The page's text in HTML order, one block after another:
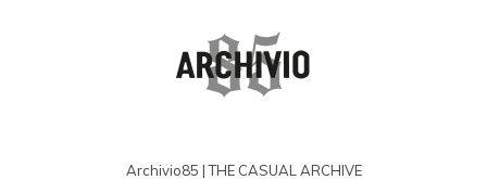
Archivio85 | THE CASUAL ARCHIVE